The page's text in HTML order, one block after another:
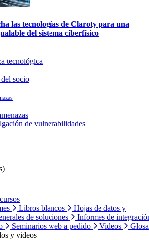
las tecnologías de Claroty para una
del sistema ciberfísico
tecnológica
socio
de vulnerabilidades
Libros blancos
Hojas de datos y
de soluciones
Informes de
Seminarios web a pedido Videos
y videos